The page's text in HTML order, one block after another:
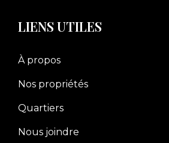
LIENS UTILES
À propos
Nos propriétés
Quartiers
Nous joindre